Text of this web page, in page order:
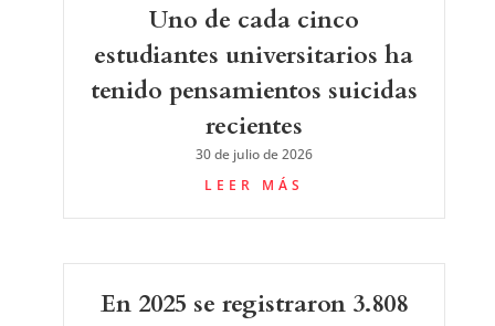
Uno de cada cinco
estudiantes universitarios ha
tenido pensamientos suicidas
recientes
30 de julio de 2026
LEER MÁS
En 2025 se registraron 3.808